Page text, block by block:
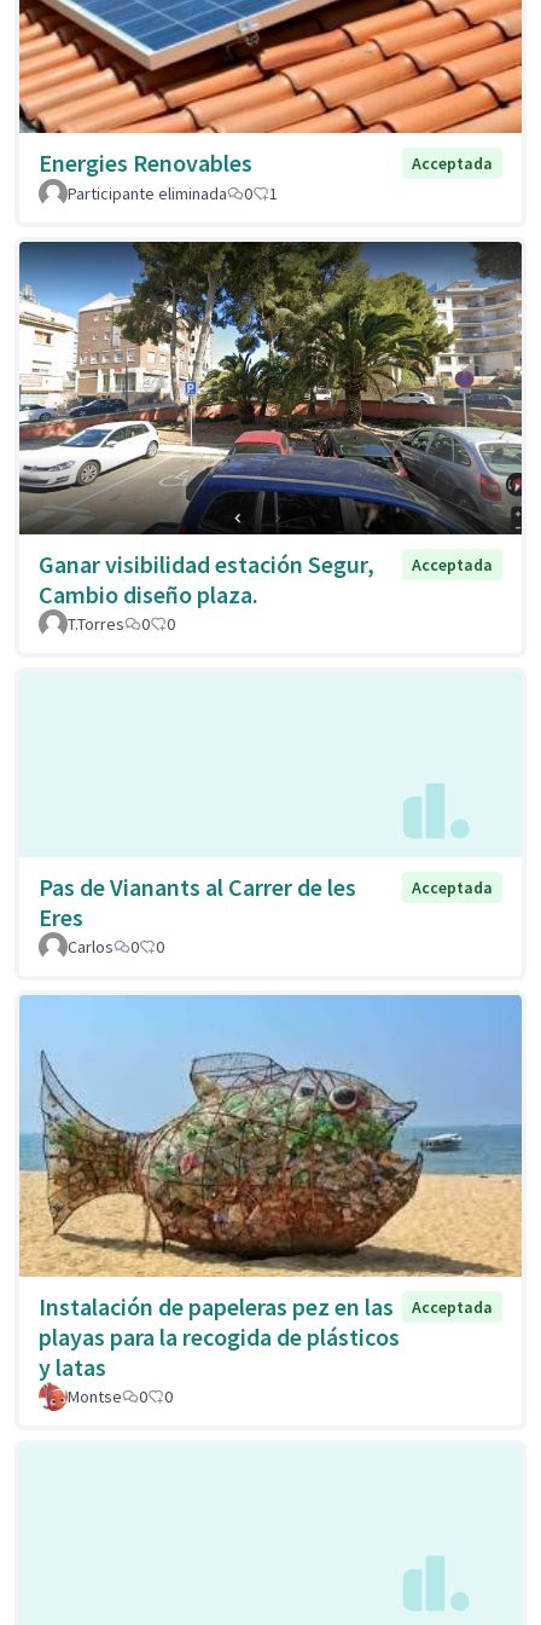
Energies Renovables
Acceptada
Participante eliminada
0 1
Ganar visibilidad estación Segur,
Cambio diseño plaza.
Acceptada
T.Torres 0 0
Pas de Vianants al Carrer de les
Eres
Acceptada
Carlos 0 0
Instalación de papeleras pez en las
playas para la recogida de plásticos
y latas
Acceptada
Montse 0 0